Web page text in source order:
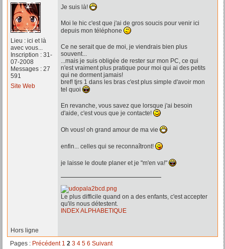
Lieu : ici et là
avec vous...
Inscription : 31-
07-2008
Messages : 27
591
Site Web
Je suis là!
Moi le hic c'est que j'ai de gros soucis pour venir ici
depuis mon téléphone
Ce ne serait que de moi, je viendrais bien plus
souvent...
...mais je suis obligée de rester sur mon PC, ce qui
n'est vraiment plus pratique pour moi qui ai des petits
qui ne dorment jamais!
bref! tjrs 1 dans les bras c'est plus simple d'avoir mon
tel quoi
En revanche, vous savez que lorsque j'ai besoin
d'aide, c'est vous que je contacte!
Oh vous! oh grand amour de ma vie
enfin... celles qui se reconnaîtront!
je laisse le doute planer et je "m'en va!"
Le plus difficile quand on a des enfants, c'est accepter
qu'ils nous détestent.
INDEX ALPHABETIQUE
Hors ligne
Pages : Précédent 1 2 3 4 5 6 Suivant